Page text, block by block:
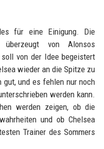
für eine Einigung. Die
überzeugt von Alonsos
von der Idee begeistert
wieder an die Spitze zu
und es fehlen nur noch
werden kann.
werden zeigen, ob die
und ob Chelsea
Trainer des Sommers